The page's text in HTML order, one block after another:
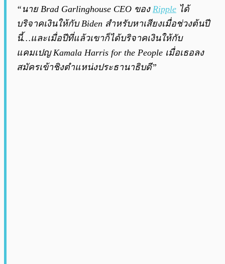
“นาย Brad Garlinghouse CEO ของ Ripple ได้
บริจาคเงินให้กับ Biden สำหรับหาเสียงเมื่อช่วงต้นปี
นี้…และเมื่อปีที่แล้วเขาก็ได้บริจาคเงินให้กับ
แคมเปญ Kamala Harris for the People เมื่อเธอลง
สมัครเข้าชิงตำแหน่งประธานาธิบดี”